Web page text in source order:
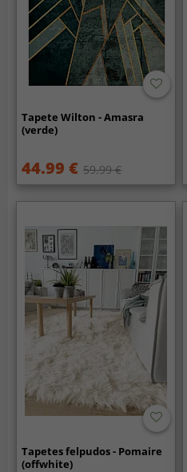
Tapete Wilton - Amasra
(verde)
44.99 € 59.99 €
Tapetes felpudos - Pomaire
(offwhite)